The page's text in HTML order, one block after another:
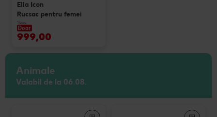
Ella Icon
Rucsac pentru femei
1 buc
Doar
999,00
Animale
Valabil de la 06.08.